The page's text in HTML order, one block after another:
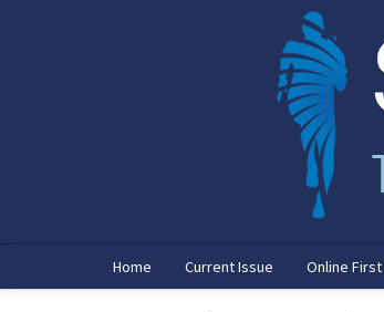
Home Current Issue Online First